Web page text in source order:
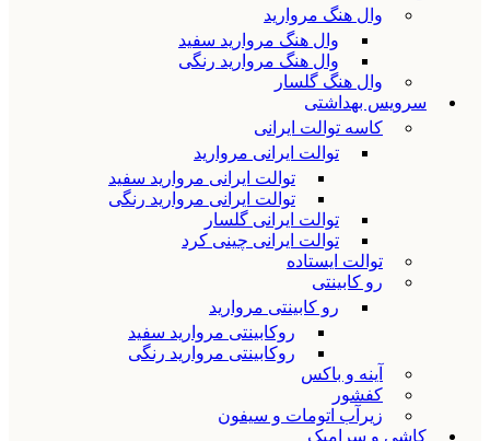
وال هنگ مروارید
وال هنگ مروارید سفید
وال هنگ مروارید رنگی
وال هنگ گلسار
سرویس بهداشتی
کاسه توالت ایرانی
توالت ایرانی مروارید
توالت ایرانی مروارید سفید
توالت ایرانی مروارید رنگی
توالت ایرانی گلسار
توالت ایرانی چینی کرد
توالت ایستاده
رو کابینتی
رو کابینتی مروارید
روکابینتی مروارید سفید
روکابینتی مروارید رنگی
آینه و باکس
کفشور
زیرآب اتومات و سیفون
کاشی و سرامیک